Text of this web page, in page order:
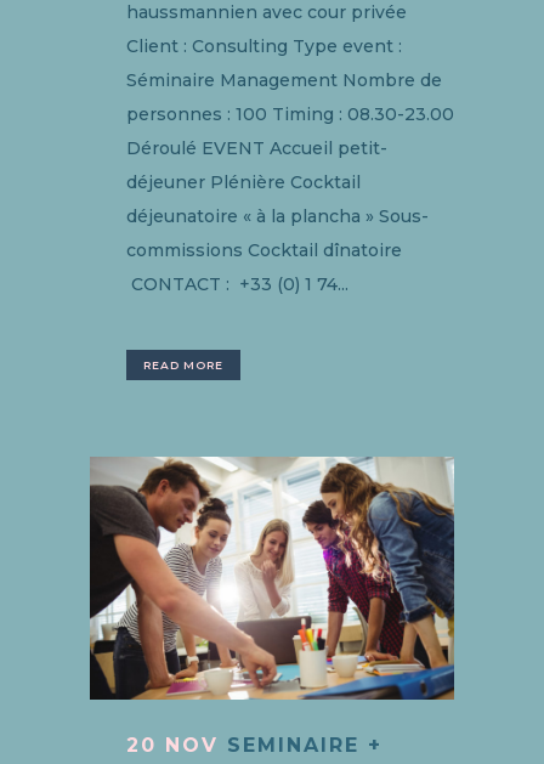
haussmannien avec cour privée
Client : Consulting Type event :
Séminaire Management Nombre de
personnes : 100 Timing : 08.30-23.00
Déroulé EVENT Accueil petit-
déjeuner Plénière Cocktail
déjeunatoire « à la plancha » Sous-
commissions Cocktail dînatoire
CONTACT : +33 (0) 1 74...
READ MORE
20 NOV SEMINAIRE +